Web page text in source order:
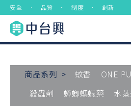
安全 ． 品質 ． 制度 ． 創新
商品系列 > 蚊香
ONE
殺蟲劑
蟑螂螞蟻藥
水